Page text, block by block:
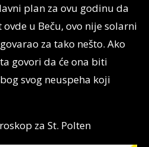
plan za ovu godinu da
u Beču, ovo nije solarni
za tako nešto. Ako
govori da će ona biti
svog neuspeha koji
za St. Polten